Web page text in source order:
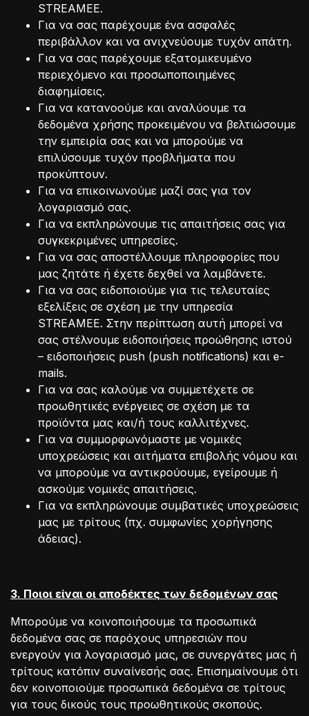
STREAMEE.
Για να σας παρέχουμε ένα ασφαλές
περιβάλλον και να ανιχνεύουμε τυχόν απάτη.
Για να σας παρέχουμε εξατομικευμένο
περιεχόμενο και προσωποποιημένες
διαφημίσεις.
Για να κατανοούμε και αναλύουμε τα
δεδομένα χρήσης προκειμένου να βελτιώσουμε
την εμπειρία σας και να μπορούμε να
επιλύσουμε τυχόν προβλήματα που
προκύπτουν.
Για να επικοινωνούμε μαζί σας για τον
λογαριασμό σας.
Για να εκπληρώνουμε τις απαιτήσεις σας για
συγκεκριμένες υπηρεσίες.
Για να σας αποστέλλουμε πληροφορίες που
μας ζητάτε ή έχετε δεχθεί να λαμβάνετε.
Για να σας ειδοποιούμε για τις τελευταίες
εξελίξεις σε σχέση με την υπηρεσία
STREAMEE. Στην περίπτωση αυτή μπορεί να
σας στέλνουμε ειδοποιήσεις προώθησης ιστού
– ειδοποιήσεις push (push notifications) και e-
mails.
Για να σας καλούμε να συμμετέχετε σε
προωθητικές ενέργειες σε σχέση με τα
προϊόντα μας και/ή τους καλλιτέχνες.
Για να συμμορφωνόμαστε με νομικές
υποχρεώσεις και αιτήματα επιβολής νόμου και
να μπορούμε να αντικρούουμε, εγείρουμε ή
ασκούμε νομικές απαιτήσεις.
Για να εκπληρώνουμε συμβατικές υποχρεώσεις
μας με τρίτους (πχ. συμφωνίες χορήγησης
άδειας).
3. Ποιοι είναι οι αποδέκτες των δεδομένων σας
Μπορούμε να κοινοποιήσουμε τα προσωπικά
δεδομένα σας σε παρόχους υπηρεσιών που
ενεργούν για λογαριασμό μας, σε συνεργάτες μας ή
τρίτους κατόπιν συναίνεσής σας. Επισημαίνουμε ότι
δεν κοινοποιούμε προσωπικά δεδομένα σε τρίτους
για τους δικούς τους προωθητικούς σκοπούς.